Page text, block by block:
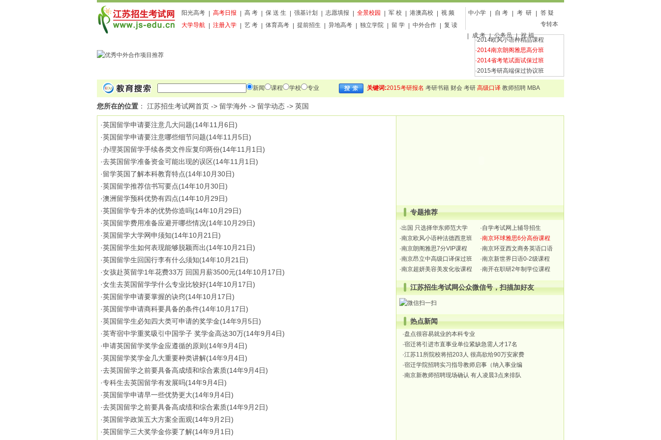
阳光高考 高考日报 高 考 保 送 生 强基计划 志愿填报 全景校园 军 校 港澳高校
视 频
大学导航
注册入学 艺 考 体育高考 提前招生 异地高考 独立学院 留 学 中外合作 复 读
中小学 自 考 考 研
答 疑
专转本
成 考 | 公务员 | 祝 福
·2014欧风小语种精品课程
·2014南京朗阁雅思高分班
·2014省考笔试面试保过班
·2015考研高端保过协议班
新闻 课程 学校 专业 关键词:2015考研报名 考研书籍 财会 考研 高级口译 教师招聘 MBA
您所在的位置 ： 江苏招生考试网首页 -> 留学海外 -> 留学动态 -> 英国
·英国留学申请要注意几大问题(14年11月6日)
·英国留学申请要注意哪些细节问题(14年11月5日)
·办理英国留学手续各类文件应复印两份(14年11月1日)
·去英国留学准备资金可能出现的误区(14年11月1日)
·留学英国了解本科教育特点(14年10月30日)
·英国留学推荐信书写要点(14年10月30日)
·澳洲留学预科优势有四点(14年10月29日)
·英国留学专升本的优势你造吗(14年10月29日)
·英国留学费用准备应避开哪些情况(14年10月29日)
·英国留学大学网申须知(14年10月21日)
·英国留学生如何表现能够脱颖而出(14年10月21日)
·英国留学生回国行李有什么须知(14年10月21日)
·女孩赴英留学1年花费33万 回国月薪3500元(14年10月17日)
·女生去英国留学学什么专业比较好(14年10月17日)
·英国留学申请要掌握的诀窍(14年10月17日)
·英国留学申请商科要具备的条件(14年10月17日)
·英国留学生必知四大类可申请的奖学金(14年9月5日)
·英寄宿中学重奖吸引中国学子 奖学金高达30万(14年9月4日)
·申请英国留学奖学金应遵循的原则 (14年9月4日)
·英国留学奖学金几大重要种类讲解(14年9月4日)
·去英国留学之前要具备高成绩和综合素质(14年9月4日)
·专科生去英国留学有发展吗(14年9月4日)
·英国留学申请早一些优势更大(14年9月4日)
·去英国留学之前要具备高成绩和综合素质(14年9月2日)
·英国留学政策五大方案全面观(14年9月2日)
·英国留学三大奖学金你要了解(14年9月1日)
专题推荐
·出国 只选择华东师范大学
·南京欧风小语种法德西意班
·南京朗阁雅思7分VIP课程
·南京昂立中高级口译保过班
·南京超妍美容美发化妆课程
·自学考试网上辅导招生
·南京环球雅思6分高份课程
·南京环亚西文商务英语口语
·南京新世界日语0-2级课程
·南开在职研2年制学位课程
江苏招生考试网公众微信号，扫描加好友
热点新闻
·盘点很容易就业的本科专业
·宿迁将引进市直事业单位紧缺急需人才17名
·江苏11所院校将招203人 很高欲给90万安家费
·宿迁学院招聘实习指导教师启事（纳入事业编
·南京新教师招聘现场确认 有人凌晨3点来排队